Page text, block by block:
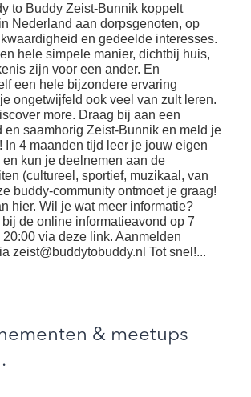
to Buddy Zeist-Bunnik koppelt
Nederland aan dorpsgenoten, op
en gedeelde interesses.
hele simpele manier, dichtbij huis,
zijn voor een ander. En
een hele bijzondere ervaring
ongetwijfeld ook veel van zult leren.
more. Draag bij aan een
en saamhorig Zeist-Bunnik en meld je
In 4 maanden tijd leer je jouw eigen
en kun je deelnemen aan de
(cultureel, sportief, muzikaal, van
buddy-community ontmoet je graag!
hier. Wil je wat meer informatie?
bij de online informatieavond op 7
20:00 via deze link. Aanmelden
zeist@buddytobuddy.nl Tot snel!...
& meetups